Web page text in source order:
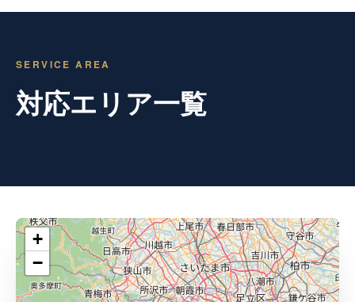
SERVICE AREA
対応エリア一覧
+
−